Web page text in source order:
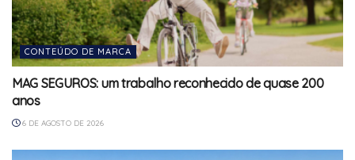
CONTEÚDO DE MARCA
MAG SEGUROS: um trabalho reconhecido de quase 200
anos
6 DE AGOSTO DE 2026